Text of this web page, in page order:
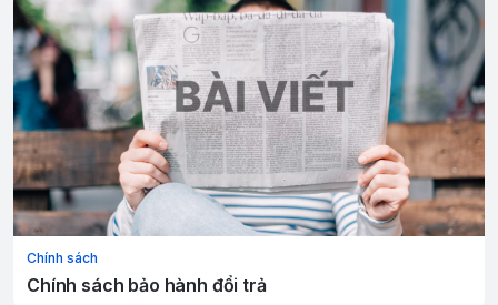
Chính sách
Chính sách bảo hành đổi trả